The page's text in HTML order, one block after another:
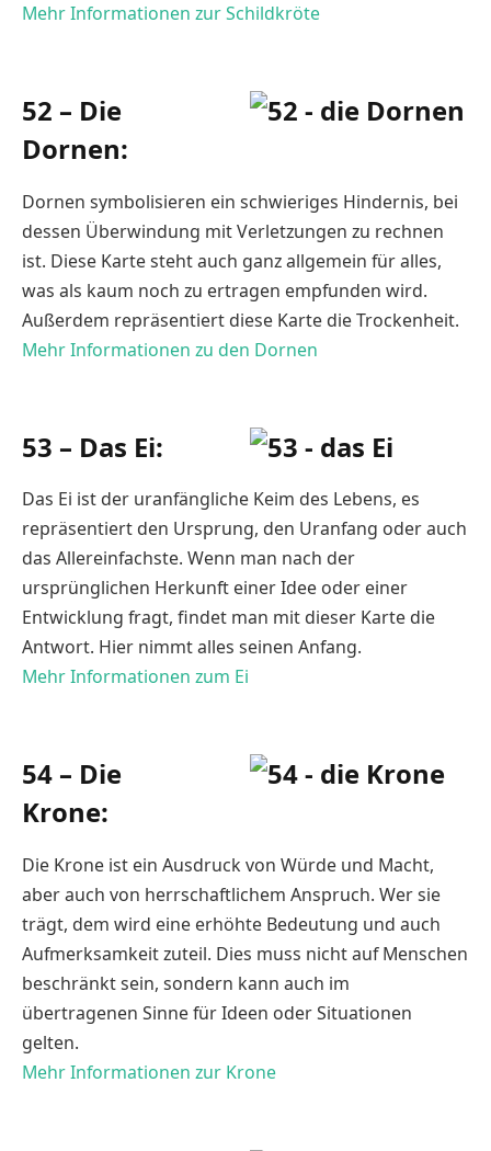
Mehr Informationen zur Schildkröte
52 – Die
Dornen:
Dornen symbolisieren ein schwieriges Hindernis, bei
dessen Überwindung mit Verletzungen zu rechnen
ist. Diese Karte steht auch ganz allgemein für alles,
was als kaum noch zu ertragen empfunden wird.
Außerdem repräsentiert diese Karte die Trockenheit.
Mehr Informationen zu den Dornen
53 – Das Ei:
Das Ei ist der uranfängliche Keim des Lebens, es
repräsentiert den Ursprung, den Uranfang oder auch
das Allereinfachste. Wenn man nach der
ursprünglichen Herkunft einer Idee oder einer
Entwicklung fragt, findet man mit dieser Karte die
Antwort. Hier nimmt alles seinen Anfang.
Mehr Informationen zum Ei
54 – Die
Krone:
Die Krone ist ein Ausdruck von Würde und Macht,
aber auch von herrschaftlichem Anspruch. Wer sie
trägt, dem wird eine erhöhte Bedeutung und auch
Aufmerksamkeit zuteil. Dies muss nicht auf Menschen
beschränkt sein, sondern kann auch im
übertragenen Sinne für Ideen oder Situationen
gelten.
Mehr Informationen zur Krone